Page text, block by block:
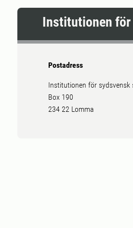
Institutionen för
Postadress
Institutionen för sydsvensk
Box 190
234 22 Lomma